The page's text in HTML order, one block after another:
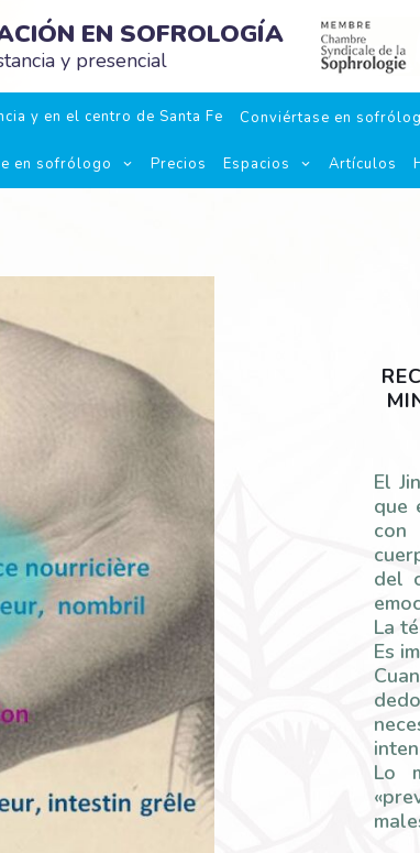
EN SOFROLOGÍA
y presencial
y en el centro de Santa Fe Conviértase en
en sofrólogo Precios Espacios Artículos
El
que
con
del
La
Es
Lo